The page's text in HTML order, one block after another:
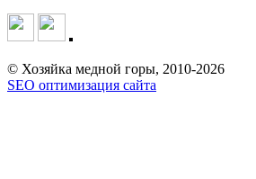
© Хозяйка медной горы, 2010-2026
SEO оптимизация сайта